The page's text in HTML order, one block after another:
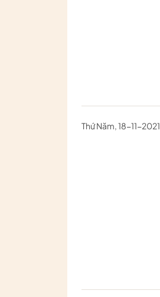
Thứ Năm, 18-11-2021